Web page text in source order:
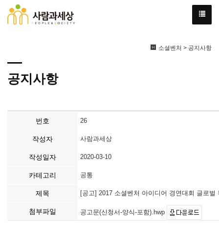
소셜벤처 > 공지사항
공지사항
번호 26
작성자 사람과세상
작성일자 2020-03-10
카테고리 공통
제목 [공고] 2017 소셜벤처 아이디어 경연대회 글로벌
첨부파일 공고문(신청서-양식-포함).hwp